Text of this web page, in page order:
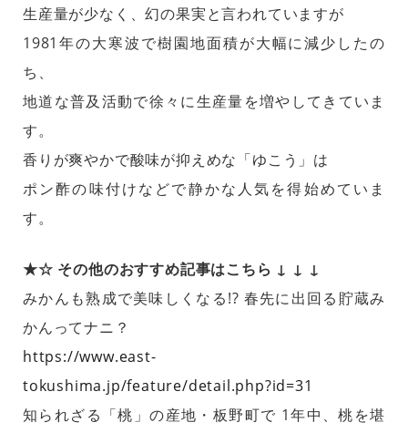
生産量が少なく、幻の果実と言われていますが
1981年の大寒波で樹園地面積が大幅に減少したの
ち、
地道な普及活動で徐々に生産量を増やしてきていま
す。
香りが爽やかで酸味が抑えめな「ゆこう」は
ポン酢の味付けなどで静かな人気を得始めていま
す。
★☆ その他のおすすめ記事はこちら ↓ ↓ ↓
みかんも熟成で美味しくなる!? 春先に出回る貯蔵み
かんってナニ？
https://www.east-
tokushima.jp/feature/detail.php?id=31
知られざる「桃」の産地・板野町で 1年中、桃を堪